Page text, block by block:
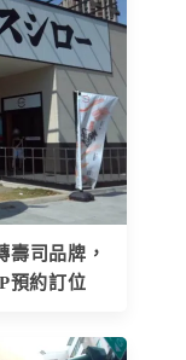
壽司品牌，
預約訂位